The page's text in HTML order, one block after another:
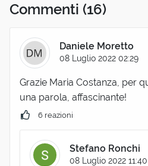
Commenti (16)
Daniele Moretto
08 Luglio 2022 02:29
Grazie Maria Costanza, per
una parola, affascinante!
6 reazioni
Stefano Ronchi
08 Luglio 2022 11:40